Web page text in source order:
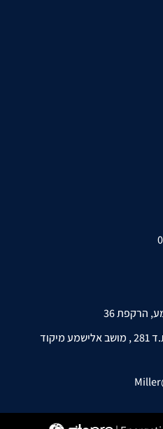
הרקפת 36
כתובת למשלוח מכתבים: ת.ד 281 , מושב אלישמע מיקוד